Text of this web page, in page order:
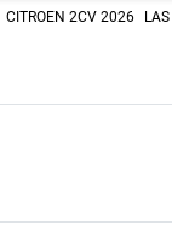
CITROEN 2CV 2026